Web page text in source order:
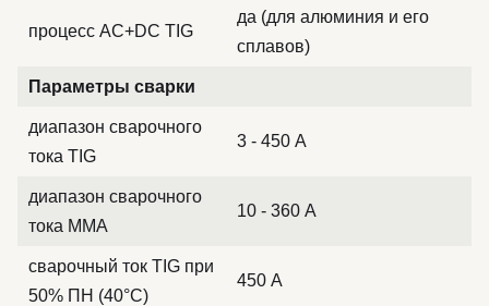
процесс AC+DC TIG
да (для алюминия и его
сплавов)
Параметры сварки
диапазон сварочного
тока TIG
3 - 450 А
диапазон сварочного
тока MMA
10 - 360 А
сварочный ток TIG при
50% ПН (40°C)
450 А